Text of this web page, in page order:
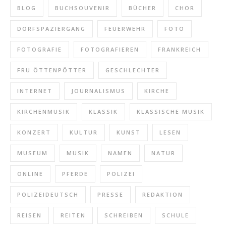
BLOG BUCHSOUVENIR BÜCHER CHOR
DORFSPAZIERGANG FEUERWEHR FOTO
FOTOGRAFIE FOTOGRAFIEREN FRANKREICH
FRU ÖTTENPÖTTER GESCHLECHTER
INTERNET JOURNALISMUS KIRCHE
KIRCHENMUSIK KLASSIK KLASSISCHE MUSIK
KONZERT KULTUR KUNST LESEN
MUSEUM MUSIK NAMEN NATUR
ONLINE PFERDE POLIZEI
POLIZEIDEUTSCH PRESSE REDAKTION
REISEN REITEN SCHREIBEN SCHULE